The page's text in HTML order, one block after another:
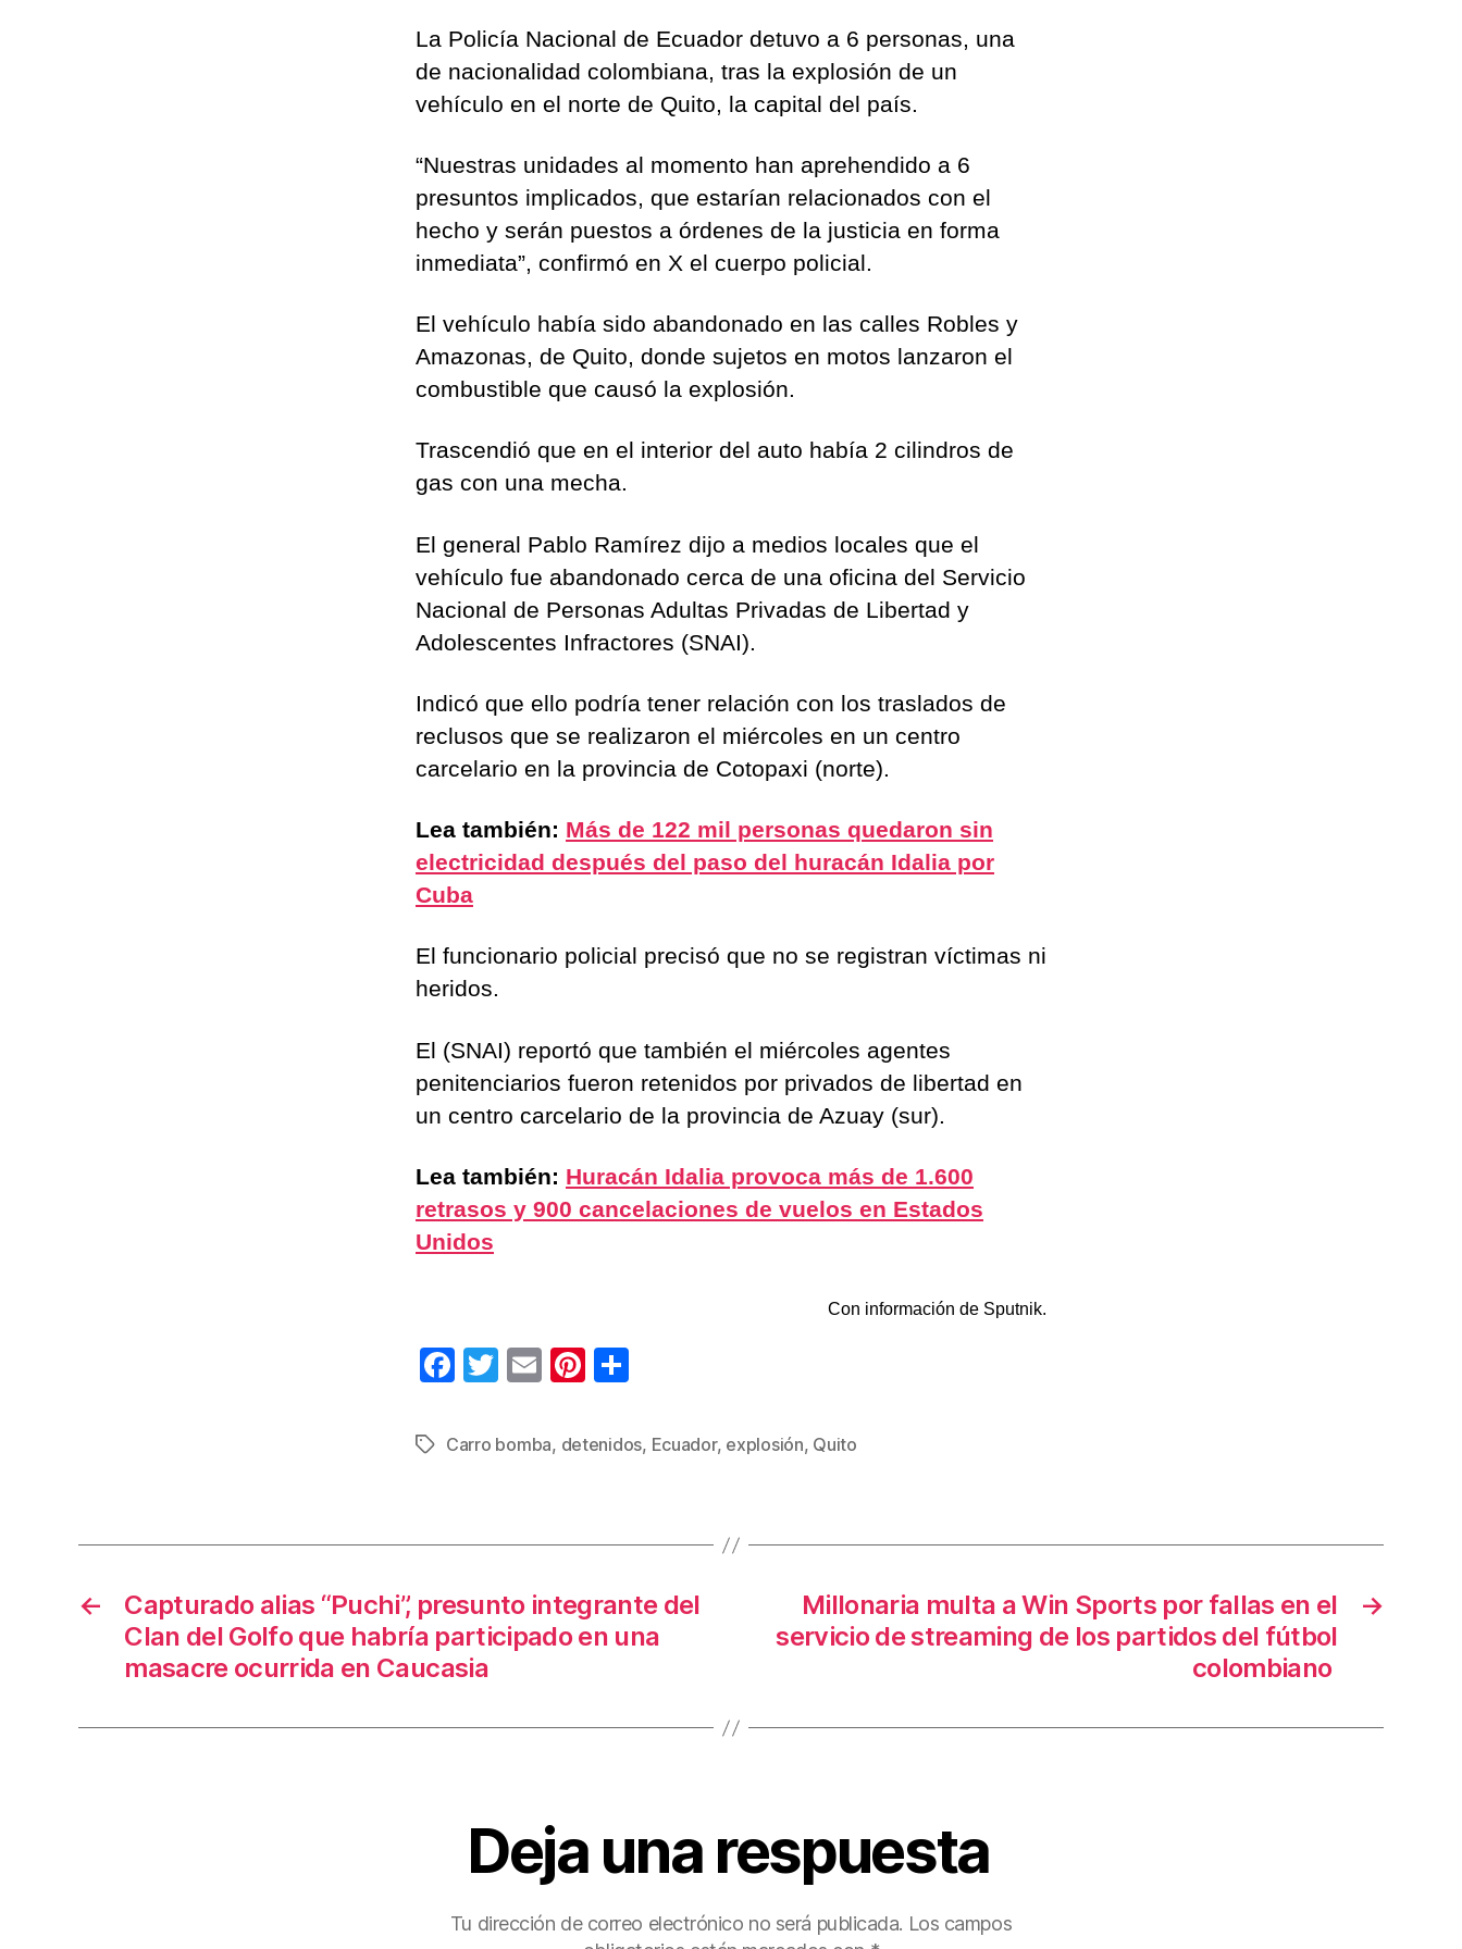
La Policía Nacional de Ecuador detuvo a 6 personas, una
de nacionalidad colombiana, tras la explosión de un
vehículo en el norte de Quito, la capital del país.
“Nuestras unidades al momento han aprehendido a 6
presuntos implicados, que estarían relacionados con el
hecho y serán puestos a órdenes de la justicia en forma
inmediata”, confirmó en X el cuerpo policial.
El vehículo había sido abandonado en las calles Robles y
Amazonas, de Quito, donde sujetos en motos lanzaron el
combustible que causó la explosión.
Trascendió que en el interior del auto había 2 cilindros de
gas con una mecha.
El general Pablo Ramírez dijo a medios locales que el
vehículo fue abandonado cerca de una oficina del Servicio
Nacional de Personas Adultas Privadas de Libertad y
Adolescentes Infractores (SNAI).
Indicó que ello podría tener relación con los traslados de
reclusos que se realizaron el miércoles en un centro
carcelario en la provincia de Cotopaxi (norte).
Lea también: Más de 122 mil personas quedaron sin
electricidad después del paso del huracán Idalia por
Cuba
El funcionario policial precisó que no se registran víctimas ni
heridos.
El (SNAI) reportó que también el miércoles agentes
penitenciarios fueron retenidos por privados de libertad en
un centro carcelario de la provincia de Azuay (sur).
Lea también: Huracán Idalia provoca más de 1.600
retrasos y 900 cancelaciones de vuelos en Estados
Unidos
Con información de Sputnik.
F
c
o
k
T
tt
E
ail
Pi
er m
tir
Etiquetas
Carro bomba, detenidos, Ecuador, explosión, Quito
←
Capturado alias “Puchi”, presunto integrante del
Clan del Golfo que habría participado en una
masacre ocurrida en Caucasia
→
Millonaria multa a Win Sports por fallas en el
servicio de streaming de los partidos del fútbol
colombiano
Deja una respuesta
Tu dirección de correo electrónico no será publicada. Los campos